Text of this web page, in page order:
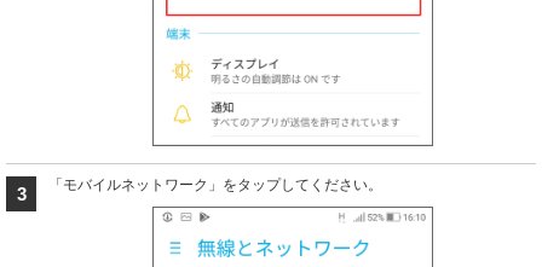
3 「モバイルネットワーク」をタップしてください。